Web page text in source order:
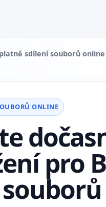
sdílení souborů online
ONLINE
pro